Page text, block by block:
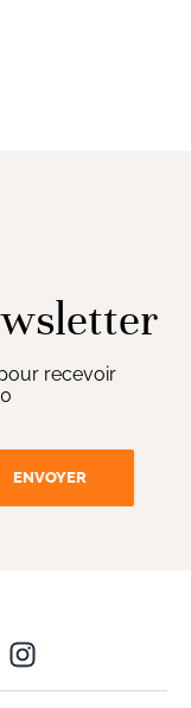
recevoir
ENVOYER